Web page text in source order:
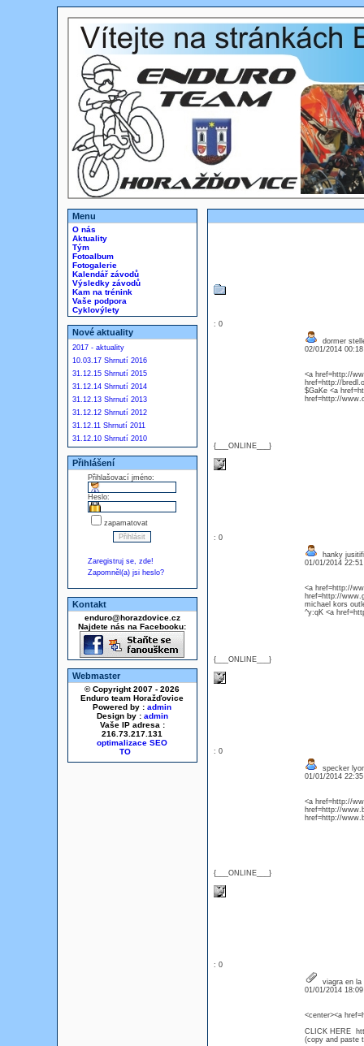
Menu
O nás
Aktuality
Tým
Fotoalbum
Fotogalerie
Kalendář závodů
Výsledky závodů
Kam na trénink
Vaše podpora
Cyklovýlety
Nové aktuality
2017 - aktuality
10.03.17 Shrnutí 2016
31.12.15 Shrnutí 2015
31.12.14 Shrnutí 2014
31.12.13 Shrnutí 2013
31.12.12 Shrnutí 2012
31.12.11 Shrnutí 2011
31.12.10 Shrnutí 2010
Přihlášení
Přihlašovací jméno:
Heslo:
zapamatovat
Zaregistruj se, zde!
Zapomněl(a) jsi heslo?
Kontakt
enduro@horazdovice.cz
Najdete nás na Facebooku:
Webmaster
© Copyright 2007 - 2026
Enduro team Horažďovice
Powered by : admin
Design by : admin
Vaše IP adresa :
216.73.217.131
optimalizace SEO
: 0
{___ONLINE___}
dormer
02/01/2014
<a href=http://
href=http://
$GaKe <a
href=http://
: 0
{___ONLINE___}
hanky
01/01/2014
<a href=http://
href=http://
michael kors
^y:qK <a
: 0
{___ONLINE___}
specker
01/01/2014
<a href=http://
href=http://
href=http://
: 0
viagra en la
01/01/2014
<center><a
CLICK HERE
(copy and paste